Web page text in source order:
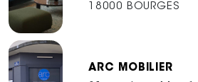
18000 BOURGES
ARC MOBILIER